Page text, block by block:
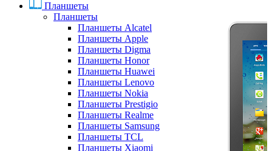
Планшеты
Планшеты
Планшеты Alcatel
Планшеты Apple
Планшеты Digma
Планшеты Honor
Планшеты Huawei
Планшеты Lenovo
Планшеты Nokia
Планшеты Prestigio
Планшеты Realme
Планшеты Samsung
Планшеты TCL
Планшеты Xiaomi